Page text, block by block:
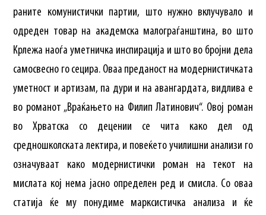
раните комунистички партии, што нужно вклучувало и
одреден товар на академска малограѓанштина, во што
Крлежа наоѓа уметничка инспирација и што во бројни дела
самосвесно го сецира. Оваа преданост на модернистичката
уметност и артизам, па дури и на авангардата, видлива е
во романот „Враќањето на Филип Латинович“. Овој роман
во Хрватска со децении се чита како дел од
средношколската лектира, и повеќето училишни анализи го
означуваат како модернистички роман на текот на
мислата кој нема јасно определен ред и смисла. Со оваа
статија ќе му понудиме марксистичка анализа и ќе